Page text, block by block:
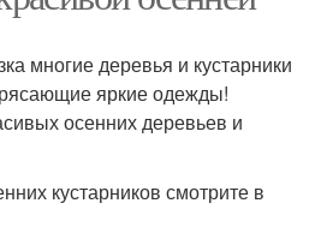
многие деревья и кустарники
яркие одежды!
осенних деревьев и
кустарников смотрите в